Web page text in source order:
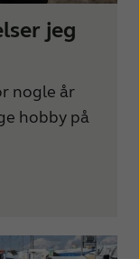
jeg
nogle år
hobby på